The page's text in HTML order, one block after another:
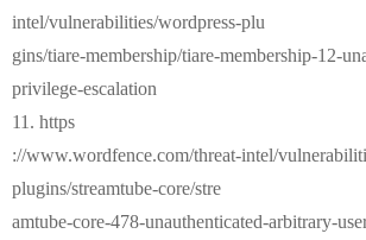
intel/vulnerabilities/wordpress-plu
gins/tiare-membership/tiare-membership-12-
privilege-escalation
11. https
://www.wordfence.com/threat-intel/
plugins/streamtube-core/stre
amtube-core-478-unauthenticated-arbitrary-